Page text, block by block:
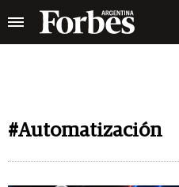
#Automatización